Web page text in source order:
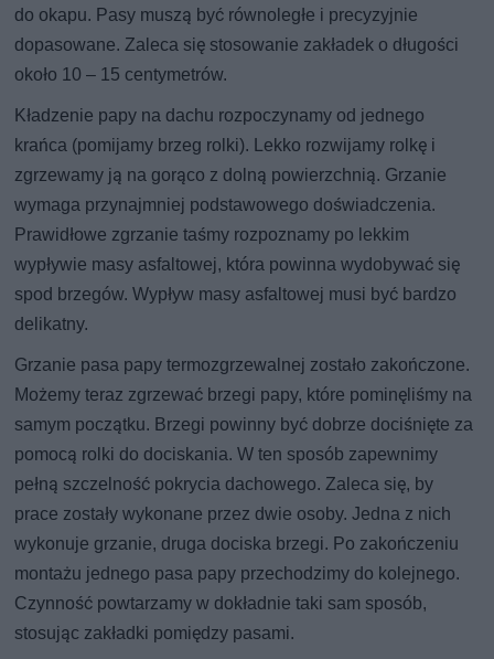
do okapu. Pasy muszą być równoległe i precyzyjnie
dopasowane. Zaleca się stosowanie zakładek o długości
około 10 – 15 centymetrów.
Kładzenie papy na dachu rozpoczynamy od jednego
krańca (pomijamy brzeg rolki). Lekko rozwijamy rolkę i
zgrzewamy ją na gorąco z dolną powierzchnią. Grzanie
wymaga przynajmniej podstawowego doświadczenia.
Prawidłowe zgrzanie taśmy rozpoznamy po lekkim
wypływie masy asfaltowej, która powinna wydobywać się
spod brzegów. Wypływ masy asfaltowej musi być bardzo
delikatny.
Grzanie pasa papy termozgrzewalnej zostało zakończone.
Możemy teraz zgrzewać brzegi papy, które pominęliśmy na
samym początku. Brzegi powinny być dobrze dociśnięte za
pomocą rolki do dociskania. W ten sposób zapewnimy
pełną szczelność pokrycia dachowego. Zaleca się, by
prace zostały wykonane przez dwie osoby. Jedna z nich
wykonuje grzanie, druga dociska brzegi. Po zakończeniu
montażu jednego pasa papy przechodzimy do kolejnego.
Czynność powtarzamy w dokładnie taki sam sposób,
stosując zakładki pomiędzy pasami.